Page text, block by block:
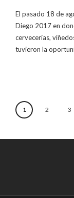
El pasado 18 de
Diego 2017 en
cervecerías,
tuvieron la
1 2 3